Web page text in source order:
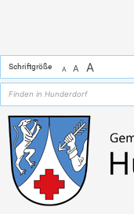
Schriftgröße A A A